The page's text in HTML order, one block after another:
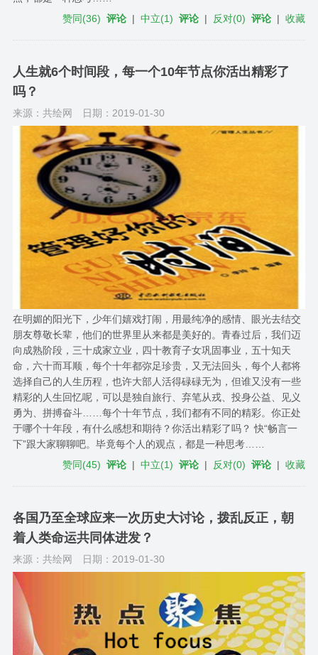
赞同(36) 评论 |中立(1) 评论 | 反对(0) 评论 |收藏
人生就6个时间段，每一个10年节点你活出精彩了
吗？
来源：共绘网 日期：2019-01-30
在明媚的阳光下，少年们嬉戏打闹，用最纯净的感情、眼光去结交
朋友尊敬长辈，他们的世界里从来都是美好的。青春过后，我们迈
向成熟阶段，三十成家立业，四十教育子女巩固事业，五十知天
命，六十而耳顺，每个十年都弥足珍贵，又无法回头，每个人都将
选择自己的人生历程，也许大部人活得碌碌无为，但谁又没有一些
精彩的人生回忆呢，可以是独自旅行、弃笔从戎、投身公益、见义
勇为、拼搏奋斗……每个十年节点​，我们都有不同的精彩。你正处
于哪个十年段，有什么感想和期待？你活出精彩了吗？ 快“畅言一
下”跟大家聊聊吧。毕竟每个人的观点，都是一种思考……
赞同(45) 评论 |中立(1) 评论 | 反对(0) 评论 |收藏
各国乃至全球应来一次历史大讨论，拨乱反正，朝
着人类命运共同体进发？
来源：共绘网 日期：2019-01-30